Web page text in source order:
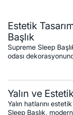
Estetik
Başlık
Supreme Sleep
odası
Yalın ve
Yalın hatlarını
Sleep Başlık,